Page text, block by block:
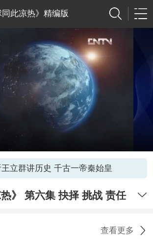
同此凉热》精编版
王立群讲历史 千古一帝秦始皇
热》 第六集 抉择 挑战 责任
查看更多